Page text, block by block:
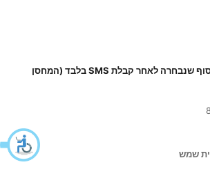
יש להגיע לנקודת האיסוף שנבחרה לאחר קבלת SMS בלבד (המחסן